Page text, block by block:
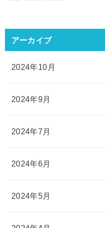
アーカイブ
2024年10月
2024年9月
2024年7月
2024年6月
2024年5月